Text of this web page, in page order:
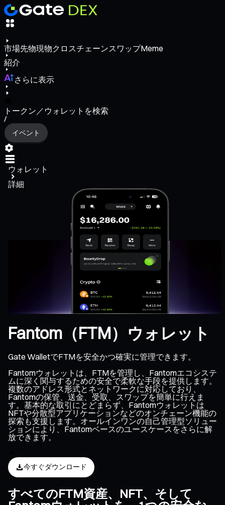
市場先物現物クロスチェーンスワップMeme
紹介
さらに表示
トークン／ウォレットを検索
/
イベント
ウォレット
詳細
Fantom（FTM）ウォレット
Gate WalletでFTMを安全かつ確実に管理できます。
Fantomウォレットは、FTMを管理し、Fantomエコシステ
ムに深く関与するための安全で柔軟な手段を提供します。
複数のアドレス形式とネットワークに対応しており、
Fantomの保管、送金、受取、スワップを簡単に行えま
す。基本的な取引にとどまらず、Fantomウォレットは
NFTや分散型アプリケーションなどのオンチェーン機能の
探索も支援します。オールインワンの自己管理型ソリュー
ションにより、Fantomベースのユースケースをさらに解
放できます。
今すぐダウンロード
すべてのFTM資産、NFT、そして